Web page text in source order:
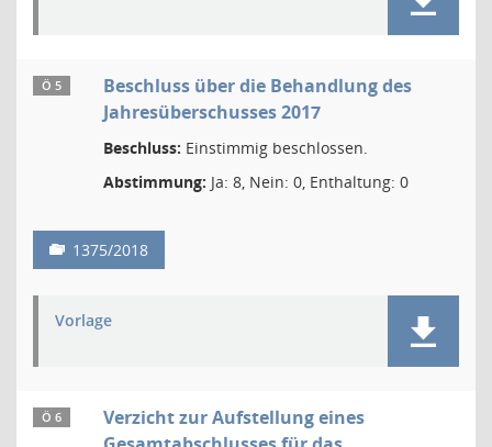
Ö 5
Beschluss über die Behandlung des
Jahresüberschusses 2017
Beschluss: Einstimmig beschlossen.
Abstimmung: Ja: 8, Nein: 0, Enthaltung: 0
1375/2018
Vorlage
Ö 6
Verzicht zur Aufstellung eines